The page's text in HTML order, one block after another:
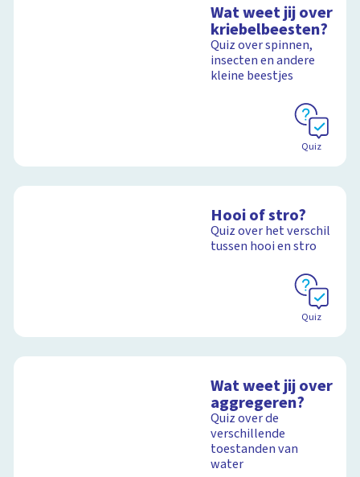
Wat weet jij over
kriebelbeesten?
Quiz over spinnen,
insecten en andere
kleine beestjes
Quiz
Hooi of stro?
Quiz over het verschil
tussen hooi en stro
Quiz
Wat weet jij over
aggregeren?
Quiz over de
verschillende
toestanden van
water